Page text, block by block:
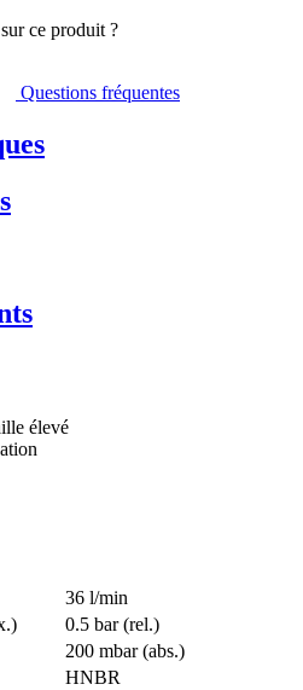
ce produit ?
Questions fréquentes
élevé
36 l/min
0.5 bar (rel.)
200 mbar (abs.)
HNBR